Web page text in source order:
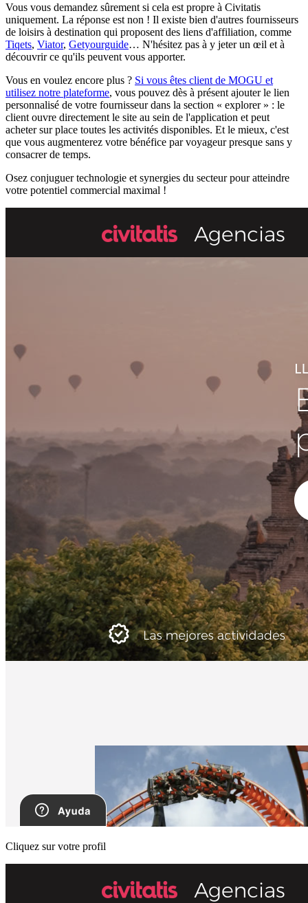
Vous vous demandez sûrement si cela est propre à Civitatis
uniquement. La réponse est non ! Il existe bien d'autres fournisseurs
de loisirs à destination qui proposent des liens d'affiliation, comme
Tiqets, Viator, Getyourguide… N'hésitez pas à y jeter un œil et à
découvrir ce qu'ils peuvent vous apporter.
Vous en voulez encore plus ? Si vous êtes client de MOGU et
utilisez notre plateforme, vous pouvez dès à présent ajouter le lien
personnalisé de votre fournisseur dans la section « explorer » : le
client ouvre directement le site au sein de l'application et peut
acheter sur place toutes les activités disponibles. Et le mieux, c'est
que vous augmenterez votre bénéfice par voyageur presque sans y
consacrer de temps.
Osez conjuguer technologie et synergies du secteur pour atteindre
votre potentiel commercial maximal !
Cliquez sur votre profil